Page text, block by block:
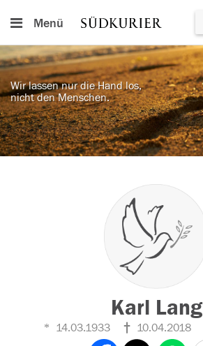
Menü
Wir lassen nur die Hand los,
nicht den Menschen.
Karl Lang
14.03.1933 10.04.2018